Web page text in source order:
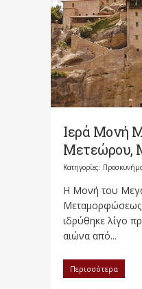
Ιερά Μονή
Μετεώρου,
Κατηγορίες:
Η Μονή του
ιδρύθηκε λίγο
αιώνα από...
Περισσότερα